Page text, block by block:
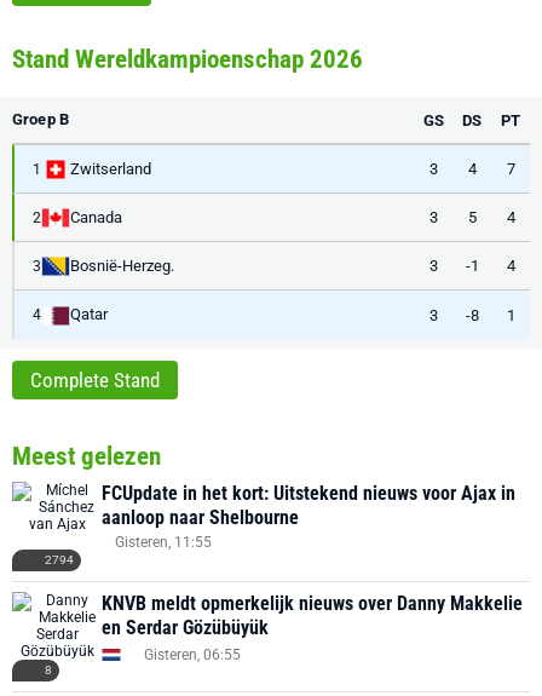
Stand Wereldkampioenschap 2026
Groep B GS DS PT
1 Zwitserland 3 4 7
2 Canada 3 5 4
3 Bosnië-Herzeg. 3 -1 4
4 Qatar 3 -8 1
Complete Stand
Meest gelezen
2794
FCUpdate in het kort: Uitstekend nieuws voor Ajax in
aanloop naar Shelbourne
Gisteren, 11:55
8
KNVB meldt opmerkelijk nieuws over Danny Makkelie
en Serdar Gözübüyük
Gisteren, 06:55